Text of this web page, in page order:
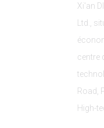
Xi'an
Ltd.,
centre
Road,
High-